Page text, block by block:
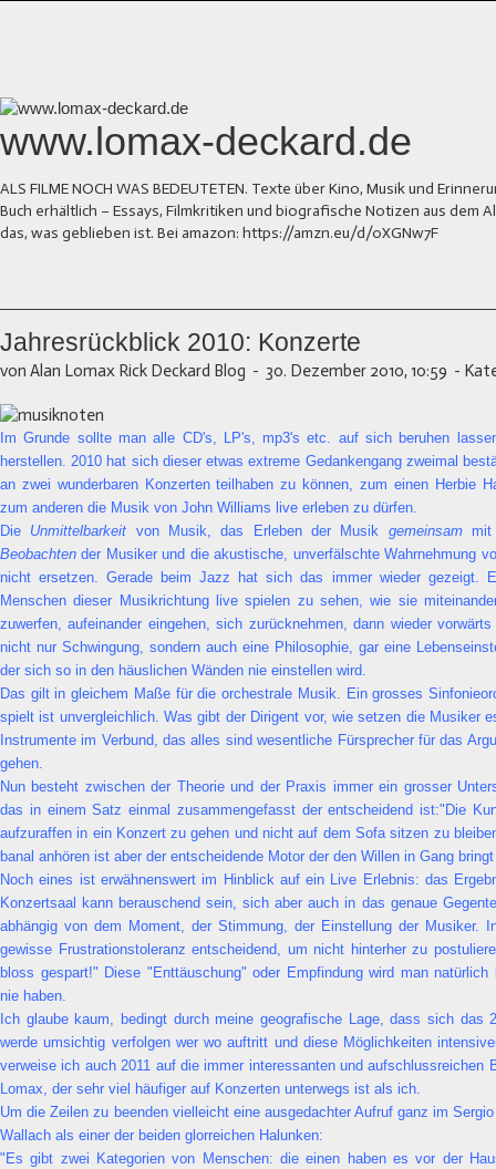
www.lomax-deckard.de
ALS FILME NOCH WAS BEDEUTETEN. Texte über Kino, Musik und
Buch erhältlich – Essays, Filmkritiken und biografische Notizen aus dem
das, was geblieben ist. Bei amazon: https://amzn.eu/d/0XGNw7F
Jahresrückblick 2010: Konzerte
von Alan Lomax Rick Deckard Blog - 30. Dezember 2010, 10:59 -
Im Grunde sollte man alle CD's, LP's, mp3's etc. auf sich beruhen
herstellen. 2010 hat sich dieser etwas extreme Gedankengang zweimal
an zwei wunderbaren Konzerten teilhaben zu können, zum einen Herbie
zum anderen die Musik von John Williams live erleben zu dürfen.
Die Unmittelbarkeit von Musik, das Erleben der Musik gemeinsammit
Beobachten der Musiker und die akustische, unverfälschte Wahrnehmung
nicht ersetzen. Gerade beim Jazz hat sich das immer wieder gezeigt.
Menschen dieser Musikrichtung live spielen zu sehen, wie sie
zuwerfen, aufeinander eingehen, sich zurücknehmen, dann wieder
nicht nur Schwingung, sondern auch eine Philosophie, gar eine
der sich so in den häuslichen Wänden nie einstellen wird.
Das gilt in gleichem Maße für die orchestrale Musik. Ein grosses
spielt ist unvergleichlich. Was gibt der Dirigent vor, wie setzen die Musiker
Instrumente im Verbund, das alles sind wesentliche Fürsprecher für das
gehen.
Nun besteht zwischen der Theorie und der Praxis immer ein grosser
das in einem Satz einmal zusammengefasst der entscheidend ist:"Die
aufzuraffen in ein Konzert zu gehen und nicht auf dem Sofa sitzen zu
banal anhören ist aber der entscheidende Motor der den Willen in Gang
Noch eines ist erwähnenswert im Hinblick auf ein Live Erlebnis: das
Konzertsaal kann berauschend sein, sich aber auch in das genaue
abhängig von dem Moment, der Stimmung, der Einstellung der Musiker.
gewisse Frustrationstoleranz entscheidend, um nicht hinterher zu
bloss gespart!" Diese "Enttäuschung" oder Empfindung wird man natürlich
nie haben.
Ich glaube kaum, bedingt durch meine geografische Lage, dass sich das
werde umsichtig verfolgen wer wo auftritt und diese Möglichkeiten
verweise ich auch 2011 auf die immer interessanten und aufschlussreichen
Lomax, der sehr viel häufiger auf Konzerten unterwegs ist als ich.
Um die Zeilen zu beenden vielleicht eine ausgedachter Aufruf ganz im
Wallach als einer der beiden glorreichen Halunken:
"Es gibt zwei Kategorien von Menschen: die einen haben es vor der